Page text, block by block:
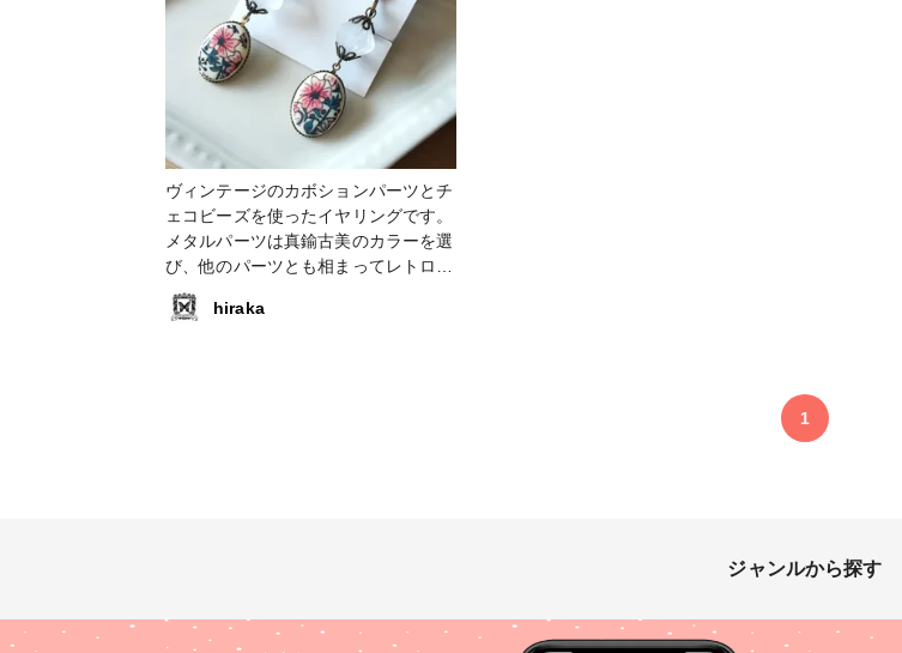
ヴィンテージのカボションパーツとチ
ェコビーズを使ったイヤリングです。
メタルパーツは真鍮古美のカラーを選
び、他のパーツとも相まってレトロな
雰囲気になるよう作りました。 ポイ
ントは９ピンの上部と下部の丸めの向
hiraka
1
ジャンルから探す